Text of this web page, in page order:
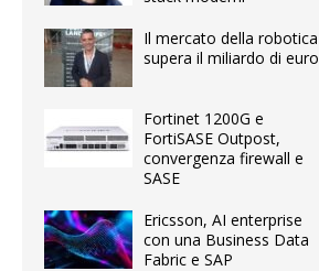
Il mercato della robotica
supera il miliardo di euro
Fortinet 1200G e
FortiSASE Outpost,
convergenza firewall e
SASE
Ericsson, AI enterprise
con una Business Data
Fabric e SAP